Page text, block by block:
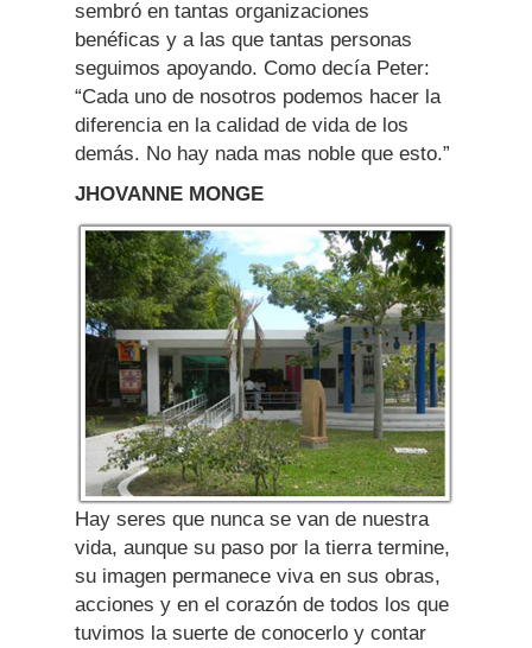
sembró en tantas organizaciones
benéficas y a las que tantas personas
seguimos apoyando. Como decía Peter:
“Cada uno de nosotros podemos hacer la
diferencia en la calidad de vida de los
demás. No hay nada mas noble que esto.”
JHOVANNE MONGE
Hay seres que nunca se van de nuestra
vida, aunque su paso por la tierra termine,
su imagen permanece viva en sus obras,
acciones y en el corazón de todos los que
tuvimos la suerte de conocerlo y contar